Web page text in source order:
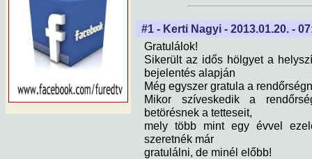
#1 - Kerti Nagyi - 2013.01.20. -
Gratulálok!
Sikerült az idős hölgyet a
bejelentés alapján
Még egyszer gratula a
Mikor szíveskedik a
betörésnek a tetteseit,
mely több mint egy évvel
szeretnék már
gratulálni, de minél előbb!